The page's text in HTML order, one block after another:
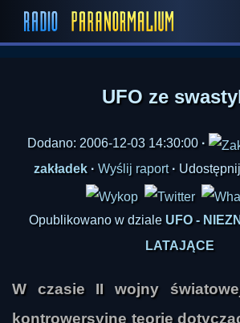
UFO ze
Dodano: 2006-12-03 14:30:00 ·
zakładek · Wyślij raport ·
Opublikowano w dziale UFO -
LATAJĄCE
W czasie II wojny
kontrowersyjne teorie